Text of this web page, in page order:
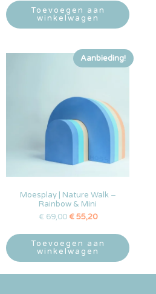
Toevoegen aan
winkelwagen
Aanbieding!
Moesplay | Nature Walk –
Rainbow & Mini
€ 69,00 €55,20
Toevoegen aan
winkelwagen